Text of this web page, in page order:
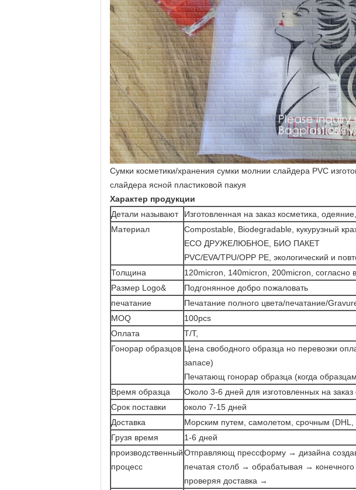
Сумки косметики/хранения сумки молнии слайдера PVC
слайдера ясной пластиковой пакуя
Характер продукции
Детали называют
Изготовленная на заказ косметика,
Материал
Compostable, Biodegradable, кукурузный
ECO ДРУЖЕЛЮБНОЕ, БИО ПАКЕТ
PVC/EVA/TPU/OPP PE, экологический и
Толщина
120micron, 140micron, 200micron, согласно
Размер Logo&
Подгонянное добро пожаловать
печатание
Печатание полного цвета/печатание/
MOQ
100pcs
Оплата
T/T,
Гонорар образцов Цена свободного образца но перевозки
запасе)
Печатающ гонорар образца (когда
Время образца
Около 3-6 дней для изготовленных на заказ
Срок поставки
около 7-15 дней
Доставка
Морским путем, самолетом, срочным (DHL,
Грузя время
1-6 дней
производственный
процесс
Отправляющ прессформу → дизайна
печатая столб → обрабатывая →
проверяя доставка →